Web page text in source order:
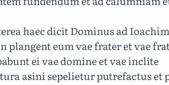
haec dicit Dominus ad
plangent eum vae frater et vae
ei vae domine et vae inclite
asini sepelietur putrefactus et